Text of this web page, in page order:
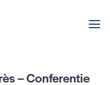
– Conferentie